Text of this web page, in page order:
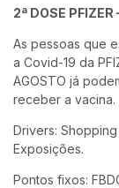
2ª DOSE
As pessoas que
a Covid-19 da
AGOSTO já
receber a vacina.
Drivers:
Exposições.
Pontos fixos: